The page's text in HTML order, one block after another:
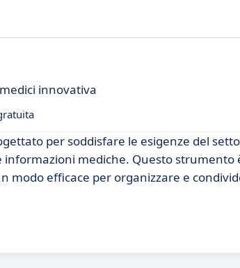
innovativa
per soddisfare le esigenze del
informazioni mediche. Questo
modo efficace per organizzare e